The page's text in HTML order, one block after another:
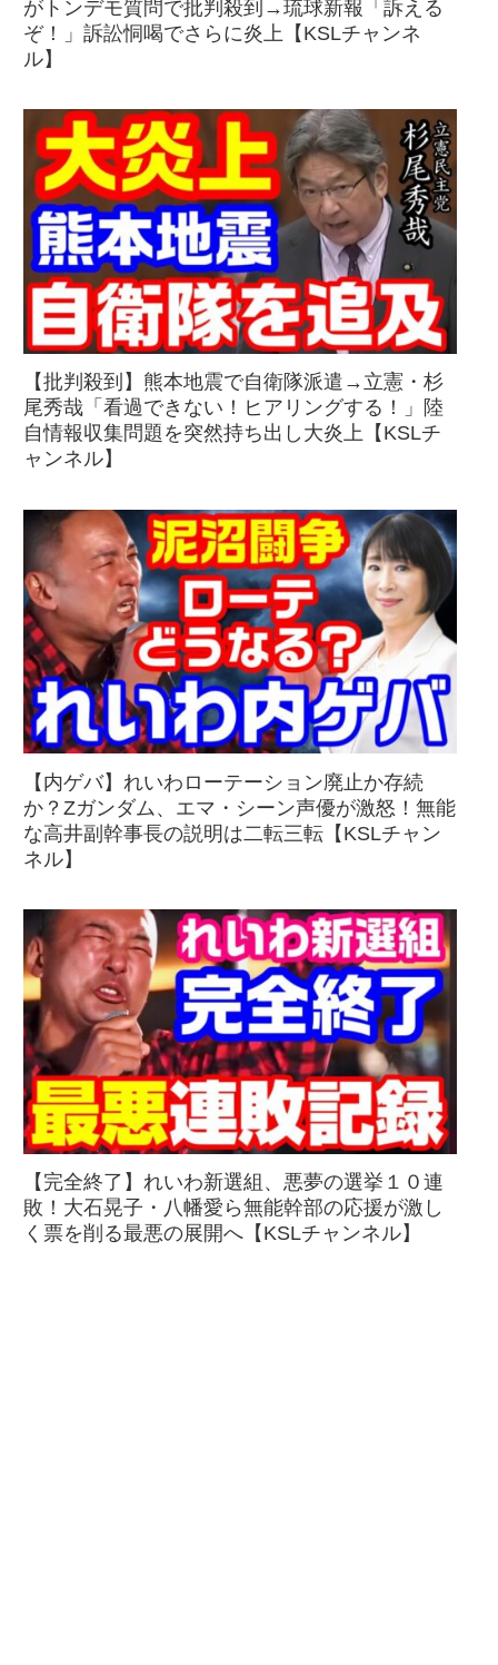
がトンデモ質問で批判殺到→琉球新報「訴える
ぞ！」訴訟恫喝でさらに炎上【KSLチャンネ
ル】
【批判殺到】熊本地震で自衛隊派遣→立憲・杉
尾秀哉「看過できない！ヒアリングする！」陸
自情報収集問題を突然持ち出し大炎上【KSLチ
ャンネル】
【内ゲバ】れいわローテーション廃止か存続
か？Zガンダム、エマ・シーン声優が激怒！無能
な高井副幹事長の説明は二転三転【KSLチャン
ネル】
【完全終了】れいわ新選組、悪夢の選挙１０連
敗！大石晃子・八幡愛ら無能幹部の応援が激し
く票を削る最悪の展開へ【KSLチャンネル】